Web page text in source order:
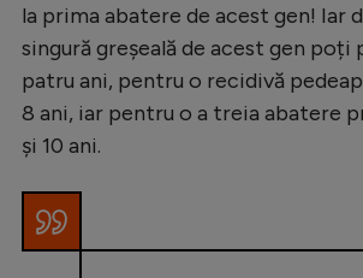
la prima abatere de acest gen! Iar
singură greșeală de acest gen poți
patru ani, pentru o recidivă
8 ani, iar pentru o a treia abatere
și 10 ani.